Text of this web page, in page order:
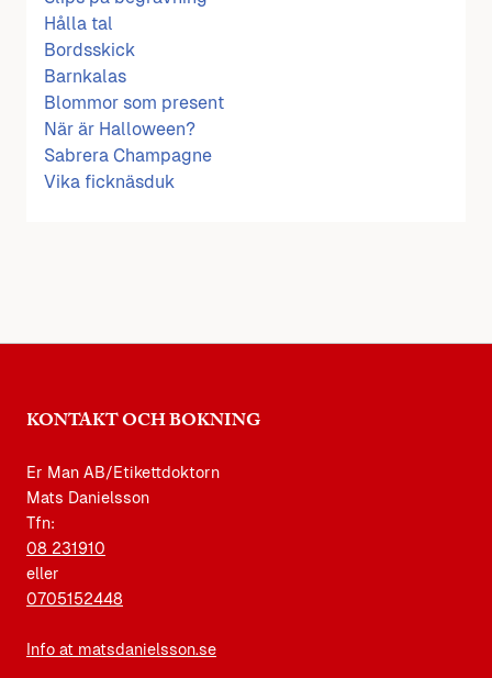
Hålla tal
Bordsskick
Barnkalas
Blommor som present
När är Halloween?
Sabrera Champagne
Vika ficknäsduk
KONTAKT OCH BOKNING
Er Man AB/Etikettdoktorn
Mats Danielsson
Tfn:
08 231910
eller
0705152448
Info at matsdanielsson.se